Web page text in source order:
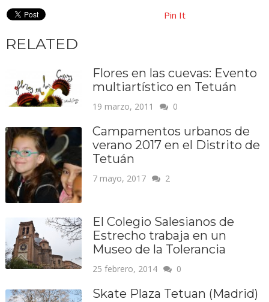
Pin It
RELATED
Flores en las cuevas: Evento
multiartístico en Tetuán
19 marzo, 2011 0
Campamentos urbanos de
verano 2017 en el Distrito de
Tetuán
7 mayo, 2017 2
El Colegio Salesianos de
Estrecho trabaja en un
Museo de la Tolerancia
25 febrero, 2014 0
Skate Plaza Tetuan (Madrid)